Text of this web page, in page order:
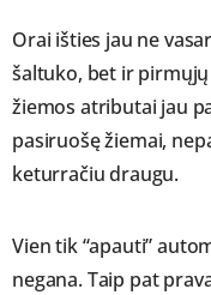
Orai išties jau ne
šaltuko, bet ir
žiemos atributai jau
pasiruošę žiemai,
keturračiu draugu.
Vien tik “apauti”
negana. Taip pat